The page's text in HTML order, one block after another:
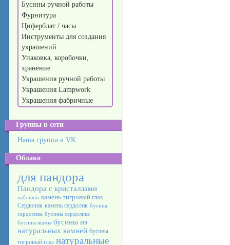
Бусины ручной работы
Фурнитура
Циферблат / часы
Инструменты для создания
украшений
Упаковка, коробочки,
хранение
Украшения ручной работы
Украшения Lampwork
Украшения фабричные
Группы в сети
Наша группа в VK
Облако
для пандора
Пандора с кристаллами
кабошон камень тигровый глаз
Сердолик камень сердолик бусина
сердолика бусины сердолика
бусины яшмы бусины из
натуральных камней бусины
тигровый глаз натуральные